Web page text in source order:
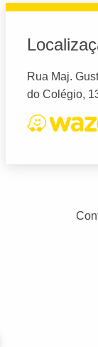
Rua Maj.
do Colégio,